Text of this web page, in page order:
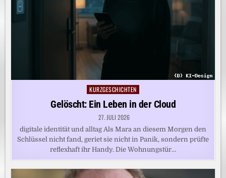
Posted
in
KURZGESCHICHTEN
Gelöscht: Ein Leben in der Cloud
27. JULI 2026
digitale identität und alltag Als Mara an diesem Morgen den
Schlüssel nicht fand, geriet sie nicht in Panik, sondern prüfte
reflexhaft ihr Handy. Die Wohnungstür…